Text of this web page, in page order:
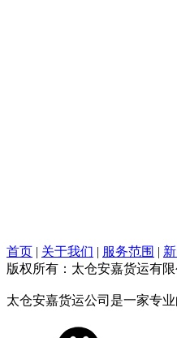
首页 | 关于我们 | 服务范围 |
版权所有：太仓安嘉货运有
太仓安嘉货运公司是一家专业